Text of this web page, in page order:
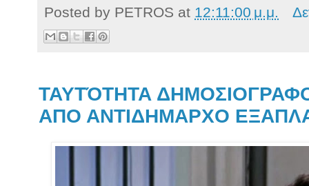
Posted by PETROS at 12:11:00 μ.μ.
ΤΑΥΤΌΤΗΤΑ
ΑΠΟ ΑΝΤΙΔΗΜΑΡΧΟ